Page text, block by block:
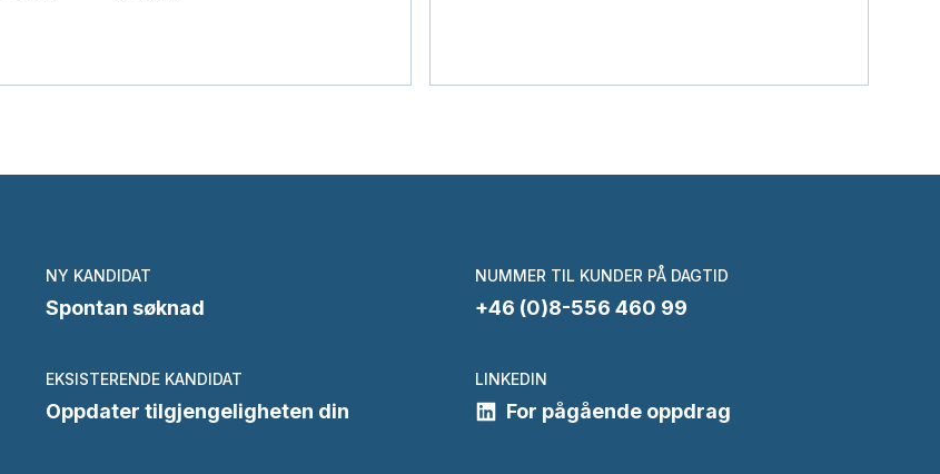
NY KANDIDAT
Spontan søknad
NUMMER TIL KUNDER PÅ DAGTID
+46 (0)8-556 460 99
EKSISTERENDE KANDIDAT
Oppdater tilgjengeligheten din
LINKEDIN
For pågående oppdrag